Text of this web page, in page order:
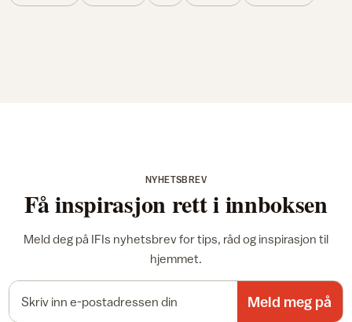
NYHETSBREV
Få inspirasjon rett i innboksen
Meld deg på IFIs nyhetsbrev for tips, råd og inspirasjon til
hjemmet.
Meld meg på